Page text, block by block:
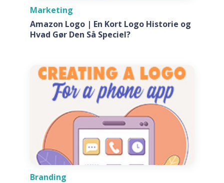
Marketing
Amazon Logo | En Kort Logo Historie og
Hvad Gør Den Så Speciel?
Branding